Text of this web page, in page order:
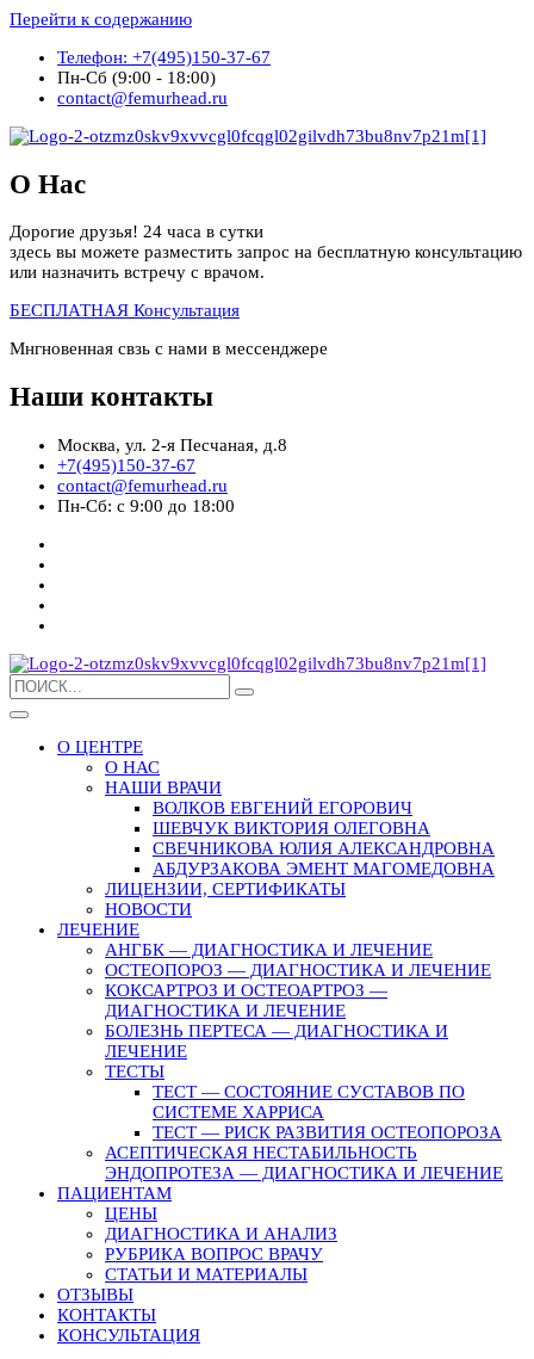
Перейти к содержанию
Телефон: +7(495)150-37-67
Пн-Сб (9:00 - 18:00)
contact@femurhead.ru
О Нас
Дорогие друзья! 24 часа в сутки
здесь вы можете разместить запрос на бесплатную консультацию
или назначить встречу с врачом.
БЕСПЛАТНАЯ Консультация
Мнгновенная свзь с нами в мессенджере
Наши контакты
Москва, ул. 2-я Песчаная, д.8
+7(495)150-37-67
contact@femurhead.ru
Пн-Сб: с 9:00 до 18:00
О ЦЕНТРЕ
О НАС
НАШИ ВРАЧИ
ВОЛКОВ ЕВГЕНИЙ ЕГОРОВИЧ
ШЕВЧУК ВИКТОРИЯ ОЛЕГОВНА
СВЕЧНИКОВА ЮЛИЯ АЛЕКСАНДРОВНА
АБДУРЗАКОВА ЭМЕНТ МАГОМЕДОВНА
ЛИЦЕНЗИИ, СЕРТИФИКАТЫ
НОВОСТИ
ЛЕЧЕНИЕ
АНГБК — ДИАГНОСТИКА И ЛЕЧЕНИЕ
ОСТЕОПОРОЗ — ДИАГНОСТИКА И ЛЕЧЕНИЕ
КОКСАРТРОЗ И ОСТЕОАРТРОЗ —
ДИАГНОСТИКА И ЛЕЧЕНИЕ
БОЛЕЗНЬ ПЕРТЕСА — ДИАГНОСТИКА И
ЛЕЧЕНИЕ
ТЕСТЫ
ТЕСТ — СОСТОЯНИЕ СУСТАВОВ ПО
СИСТЕМЕ ХАРРИСА
ТЕСТ — РИСК РАЗВИТИЯ ОСТЕОПОРОЗА
АСЕПТИЧЕСКАЯ НЕСТАБИЛЬНОСТЬ
ЭНДОПРОТЕЗА — ДИАГНОСТИКА И ЛЕЧЕНИЕ
ПАЦИЕНТАМ
ЦЕНЫ
ДИАГНОСТИКА И АНАЛИЗ
РУБРИКА ВОПРОС ВРАЧУ
СТАТЬИ И МАТЕРИАЛЫ
ОТЗЫВЫ
КОНТАКТЫ
КОНСУЛЬТАЦИЯ